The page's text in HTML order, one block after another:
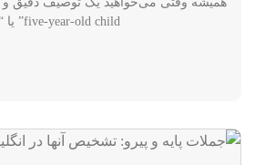
five-year-old child” یا “a...